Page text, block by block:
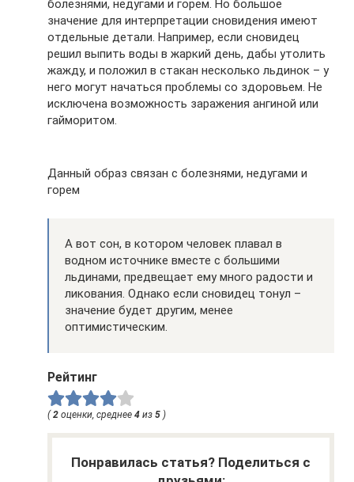
болезнями, недугами и горем. Но большое
значение для интерпретации сновидения имеют
отдельные детали. Например, если сновидец
решил выпить воды в жаркий день, дабы утолить
жажду, и положил в стакан несколько льдинок – у
него могут начаться проблемы со здоровьем. Не
исключена возможность заражения ангиной или
гайморитом.
Данный образ связан с болезнями, недугами и
горем
А вот сон, в котором человек плавал в
водном источнике вместе с большими
льдинами, предвещает ему много радости и
ликования. Однако если сновидец тонул –
значение будет другим, менее
оптимистическим.
Рейтинг
( 2 оценки, среднее 4 из 5 )
Понравилась статья? Поделиться с